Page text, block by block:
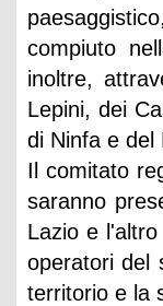
compiuto
inoltre,
Lepini, dei
di Ninfa e del
Il comitato
saranno
Lazio e
operatori del
territorio e la